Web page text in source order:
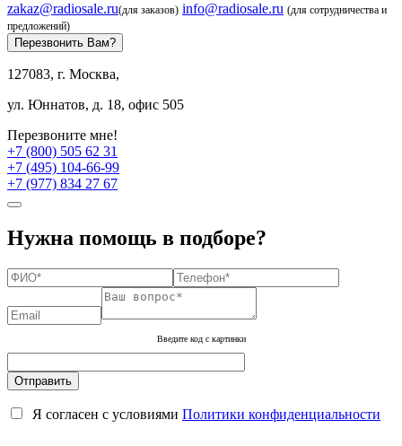
zakaz@radiosale.ru(для заказов) info@radiosale.ru (для сотрудничества и
предложений)
Перезвонить Вам?
127083, г. Москва,
ул. Юннатов, д. 18, офис 505
Перезвоните мне!
+7 (800) 505 62 31
+7 (495) 104-66-99
+7 (977) 834 27 67
Нужна помощь в подборе?
Введите код с картинки
Я согласен с условиями Политики конфиденциальности